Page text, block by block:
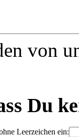
von
Du
Leerzeichen ein: